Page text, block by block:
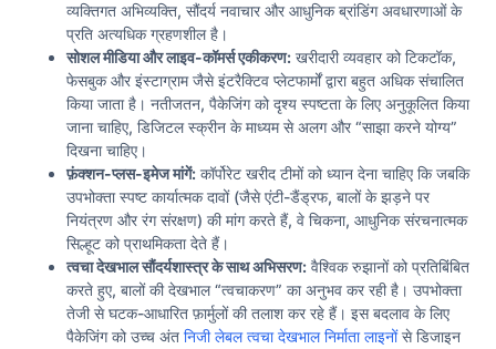
व्यक्तिगत अभिव्यक्ति, सौंदर्य नवाचार और आधुनिक ब्रांडिंग अवधारणाओं के
प्रति अत्यधिक ग्रहणशील है।
सोशल मीडिया और लाइव-कॉमर्स एकीकरण: खरीदारी व्यवहार को टिकटॉक,
फेसबुक और इंस्टाग्राम जैसे इंटरैक्टिव प्लेटफार्मों द्वारा बहुत अधिक संचालित
किया जाता है। नतीजतन, पैकेजिंग को दृश्य स्पष्टता के लिए अनुकूलित किया
जाना चाहिए, डिजिटल स्क्रीन के माध्यम से अलग और “साझा करने योग्य”
दिखना चाहिए।
फ़ंक्शन-प्लस-इमेज मांगें: कॉर्पोरेट खरीद टीमों को ध्यान देना चाहिए कि जबकि
उपभोक्ता स्पष्ट कार्यात्मक दावों (जैसे एंटी-डैंड्रफ, बालों के झड़ने पर
नियंत्रण और रंग संरक्षण) की मांग करते हैं, वे चिकना, आधुनिक संरचनात्मक
सिल्हूट को प्राथमिकता देते हैं।
त्वचा देखभाल सौंदर्यशास्त्र के साथ अभिसरण: वैश्विक रुझानों को प्रतिबिंबित
करते हुए, बालों की देखभाल “त्वचाकरण” का अनुभव कर रही है। उपभोक्ता
तेजी से घटक-आधारित फ़ार्मुलों की तलाश कर रहे हैं। इस बदलाव के लिए
पैकेजिंग को उच्च अंत निजी लेबल त्वचा देखभाल निर्माता लाइनोंसे डिजाइन